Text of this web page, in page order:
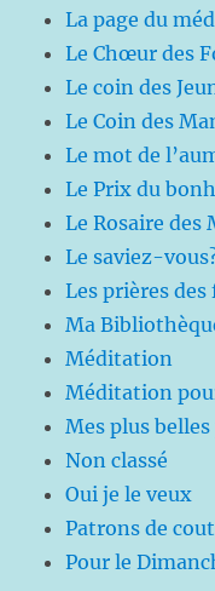
La page du
Le Chœur des
Le coin des
Le Coin des
Le mot de
Le Prix du
Le Rosaire des
Le saviez-
Les prières
Ma
Méditation
Méditation
Mes plus belles
Non classé
Oui je le veux
Patrons de
Pour le